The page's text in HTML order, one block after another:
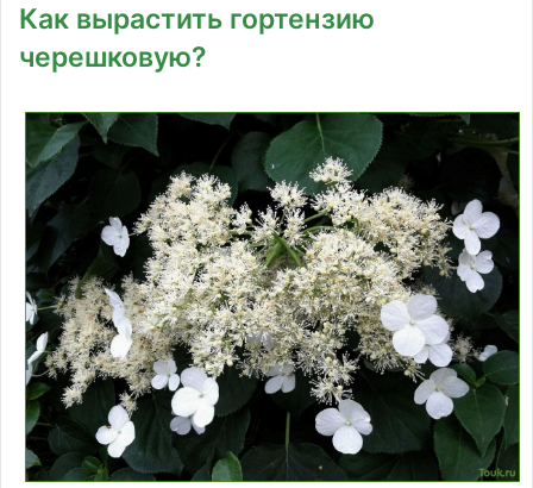
Как вырастить гортензию
черешковую?